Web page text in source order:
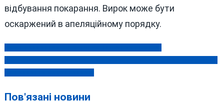
відбування покарання. Вирок може бути
оскаржений в апеляційному порядку.
Навігація
записів
Пов'язані новини